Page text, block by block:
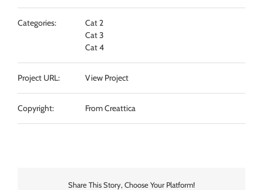
Categories:
Cat 2
Cat 3
Cat 4
Project URL: View Project
Copyright: From Creattica
Share This Story, Choose Your Platform!